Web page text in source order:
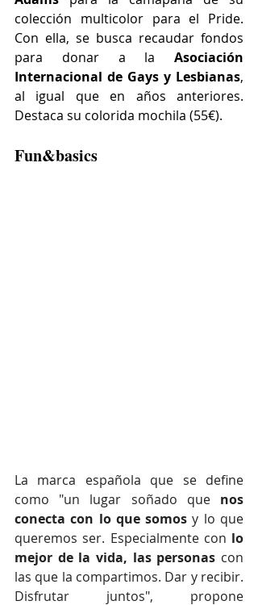
colección multicolor para el Pride.
Con ella, se busca recaudar fondos
para donar a la Asociación
Internacional de Gays y Lesbianas,
al igual que en años anteriores.
Destaca su colorida mochila (55€).
Fun&basics
La marca española que se define
como "un lugar soñado que nos
conecta con lo que somos y lo que
queremos ser. Especialmente con lo
mejor de la vida, las personas con
las que la compartimos. Dar y recibir.